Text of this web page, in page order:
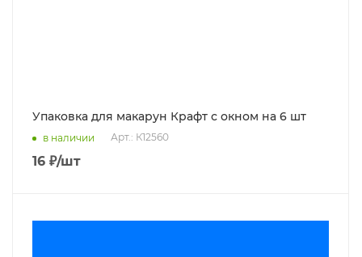
Упаковка для макарун Крафт с окном на 6 шт
в наличии Арт.: К12560
16 ₽/шт